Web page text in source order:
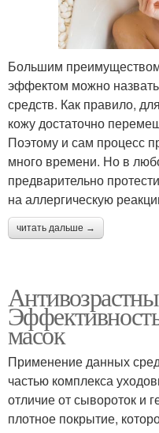
Большим
эффектом можно назвать
средств. Как правило,
кожу достаточно
Поэтому и сам процесс
много времени. Но в
предварительно
на аллергическую
читать дальше →
масок
Применение данных
частью комплекса
отличие от сывороток и
плотное покрытие,